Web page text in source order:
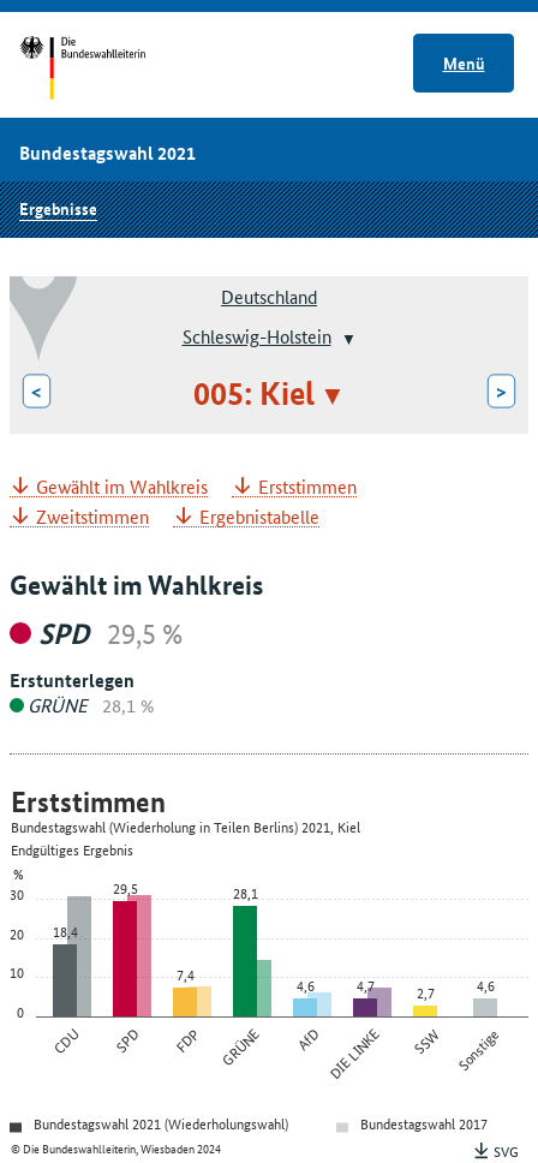
Menü
Bundestagswahl 2021
Ergebnisse
Deutschland
Schleswig-Holstein
< 005: Kiel >
Gewählt im Wahlkreis
Erststimmen
Zweitstimmen
Ergebnistabelle
Gewählt im Wahlkreis
SPD 29,5 %
Erstunterlegen
GRÜNE 28,1 %
0
10
20
30
%
CDU SPD FDP GRÜNE AfD DIE LINKE SSW Sonstige
18,4
29,5
7,4
28,1
4,6 4,7 2,7 4,6
© Die Bundeswahlleiterin, Wiesbaden 2024
Erststimmen
Bundestagswahl (Wiederholung in Teilen Berlins) 2021, Kiel
Endgültiges Ergebnis
Bundestagswahl 2021 (Wiederholungswahl)
Bundestagswahl 2017
SVG